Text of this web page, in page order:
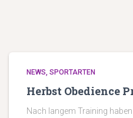
NEWS SPORTARTEN
Herbst Obedience
Nach langem Training